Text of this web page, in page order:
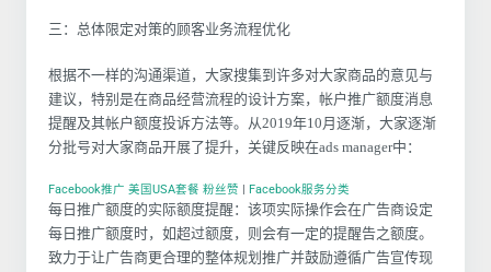
三：总体限定对策的顾客业务流程优化
根据不一样的沟通渠道，大家搜集到许多对大家商品的意见与
建议，特别是在商品经营流程的设计方案，帐户推广额度消息
提醒及其帐户额度投诉方法等。从2019年10月逐渐，大家逐渐
分批号对大家商品开展了提升，关键反映在ads manager中：
Facebook推广 美国USA套餐 粉丝赞 | Facebook服务分类
每日推广额度的实际额度提醒：该项实际操作会在广告商设定
每日推广额度时，如超过额度，则会有一定的提醒告之额度。
致力于让广告商更合理的整体规划推广并鼓励遵循广告宣传现